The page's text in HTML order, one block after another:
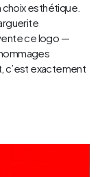
esthétique.
ce logo —
c’est exactement